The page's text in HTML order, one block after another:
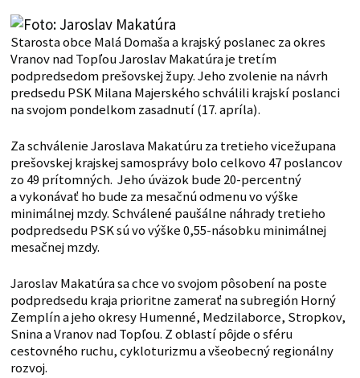
Starosta obce Malá Domaša a krajský poslanec za okres
Vranov nad Topľou Jaroslav Makatúra je tretím
podpredsedom prešovskej župy. Jeho zvolenie na návrh
predsedu PSK Milana Majerského schválili krajskí poslanci
na svojom pondelkom zasadnutí (17. apríla).
Za schválenie Jaroslava Makatúru za tretieho vicežupana
prešovskej krajskej samosprávy bolo celkovo 47 poslancov
zo 49 prítomných. Jeho úväzok bude 20-percentný
a vykonávať ho bude za mesačnú odmenu vo výške
minimálnej mzdy. Schválené paušálne náhrady tretieho
podpredsedu PSK sú vo výške 0,55-násobku minimálnej
mesačnej mzdy.
Jaroslav Makatúra sa chce vo svojom pôsobení na poste
podpredsedu kraja prioritne zamerať na subregión Horný
Zemplín a jeho okresy Humenné, Medzilaborce, Stropkov,
Snina a Vranov nad Topľou. Z oblastí pôjde o sféru
cestovného ruchu, cykloturizmu a všeobecný regionálny
rozvoj.